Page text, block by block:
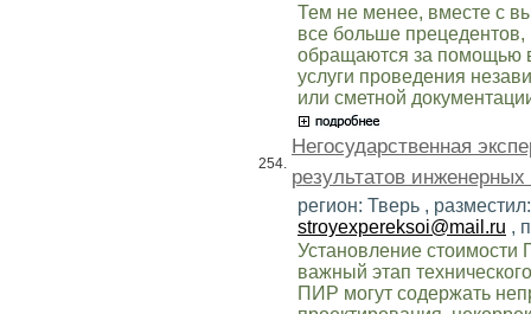
Тем не менее, вместе с
все больше прецедентов,
обращаются за помощью
услуги проведения
или сметной
254.
Негосударственная
результатов
регион: Тверь ,
stroyexpereksoi@mail.ru ,
Установление стоимости
важный этап
ПИР могут содержать